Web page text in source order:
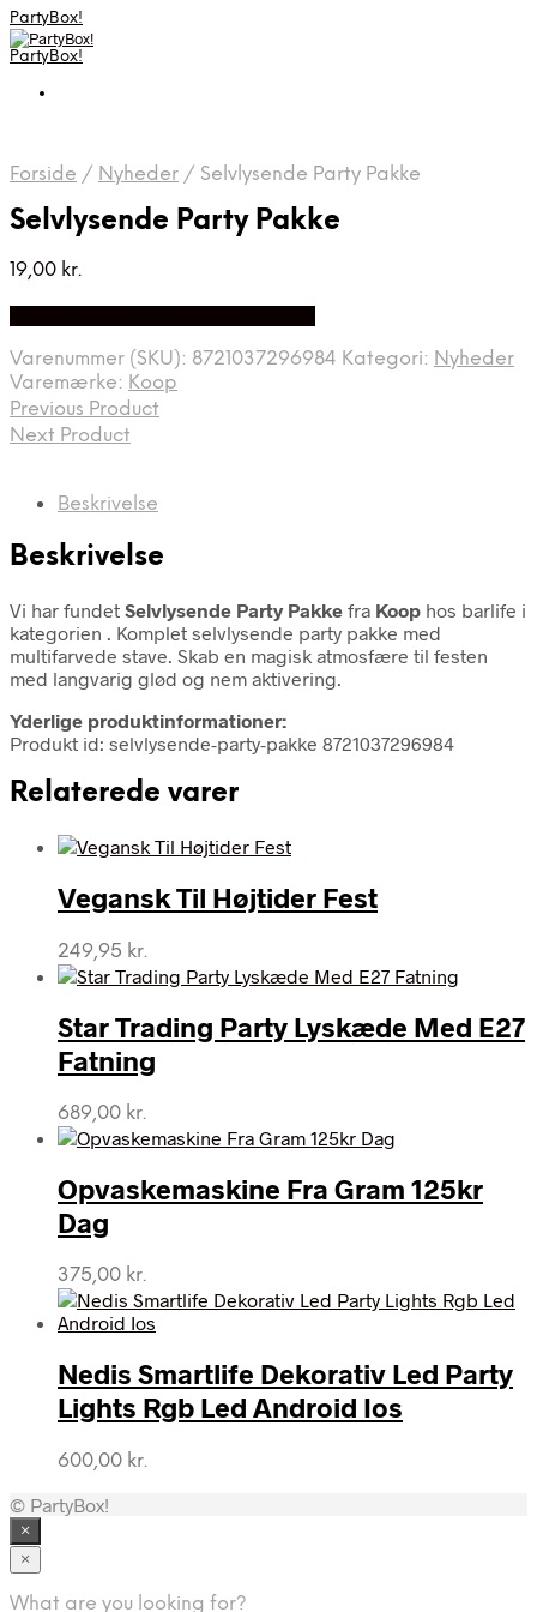
PartyBox!
PartyBox!
Forside / Nyheder / Selvlysende Party Pakke
Selvlysende Party Pakke
19,00 kr.
Varenummer (SKU): 8721037296984 Kategori: Nyheder
Varemærke: Koop
Previous Product
Next Product
Beskrivelse
Beskrivelse
Vi har fundet Selvlysende Party Pakke fra Koop hos barlife i
kategorien . Komplet selvlysende party pakke med
multifarvede stave. Skab en magisk atmosfære til festen
med langvarig glød og nem aktivering.
Yderlige produktinformationer:
Produkt id: selvlysende-party-pakke 8721037296984
Relaterede varer
Vegansk Til Højtider Fest
249,95 kr.
Star Trading Party Lyskæde Med E27
Fatning
689,00 kr.
Opvaskemaskine Fra Gram 125kr
Dag
375,00 kr.
Nedis Smartlife Dekorativ Led Party
Lights Rgb Led Android Ios
600,00 kr.
© PartyBox!
×
×
What are you looking for?